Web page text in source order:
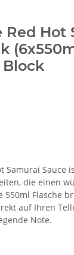
Red Hot
Block
Samurai Sauce
die einen
550ml Flasche
auf Ihren
Note.